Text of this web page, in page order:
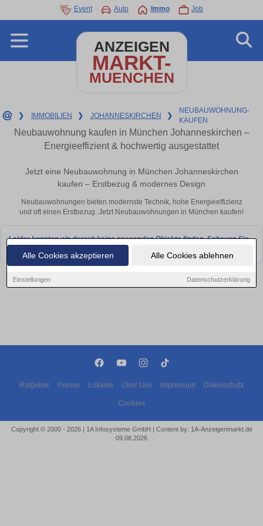
Alle Cookies akzeptieren Alle Cookies ablehnen
Einstellungen Datenschutzerklärung
Event Auto Immo Job
ANZEIGEN
MARKT-
MUENCHEN
❯ IMMOBILIEN ❯ JOHANNESKIRCHEN ❯
NEUBAUWOHNUNG-
KAUFEN
Neubauwohnung kaufen in München Johanneskirchen –
Energieeffizient & hochwertig ausgestattet
Jetzt eine Neubauwohnung in München Johanneskirchen
kaufen – Erstbezug & modernes Design
Neubauwohnungen bieten modernste Technik, hohe Energieeffizienz
und oft einen Erstbezug. Jetzt Neubauwohnungen in München kaufen!
Leider konnten wir derzeit keine passenden Objekte finden. Schauen Sie
Ratgeber Presse Lokales Über Uns Impressum Datenschutz
Cookies
Copyright © 2000 - 2026 | 1A Infosysteme GmbH | Content by: 1A-Anzeigenmarkt.de
09.08.2026